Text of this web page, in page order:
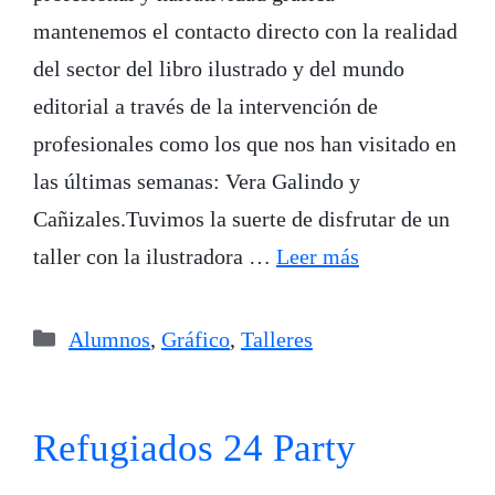
mantenemos el contacto directo con la realidad
del sector del libro ilustrado y del mundo
editorial a través de la intervención de
profesionales como los que nos han visitado en
las últimas semanas: Vera Galindo y
Cañizales.Tuvimos la suerte de disfrutar de un
taller con la ilustradora … Leer más
Categorías
Alumnos, Gráfico, Talleres
Refugiados 24 Party